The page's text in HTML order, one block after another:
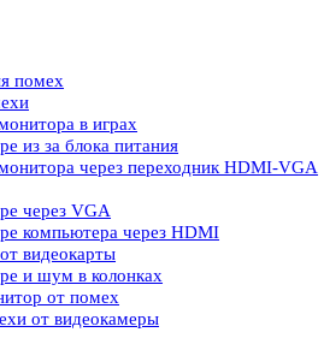
помех
в играх
из за блока питания
через переходник HDMI-VGA
через VGA
компьютера через HDMI
видеокарты
и шум в колонках
от помех
от видеокамеры